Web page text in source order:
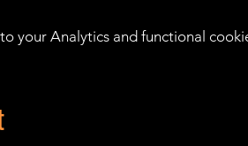
your Analytics and functional